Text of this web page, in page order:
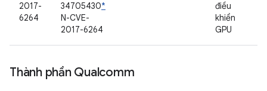
2017-
6264
34705430*
N-CVE-
2017-6264
điều
khiển
GPU
Thành phần Qualcomm